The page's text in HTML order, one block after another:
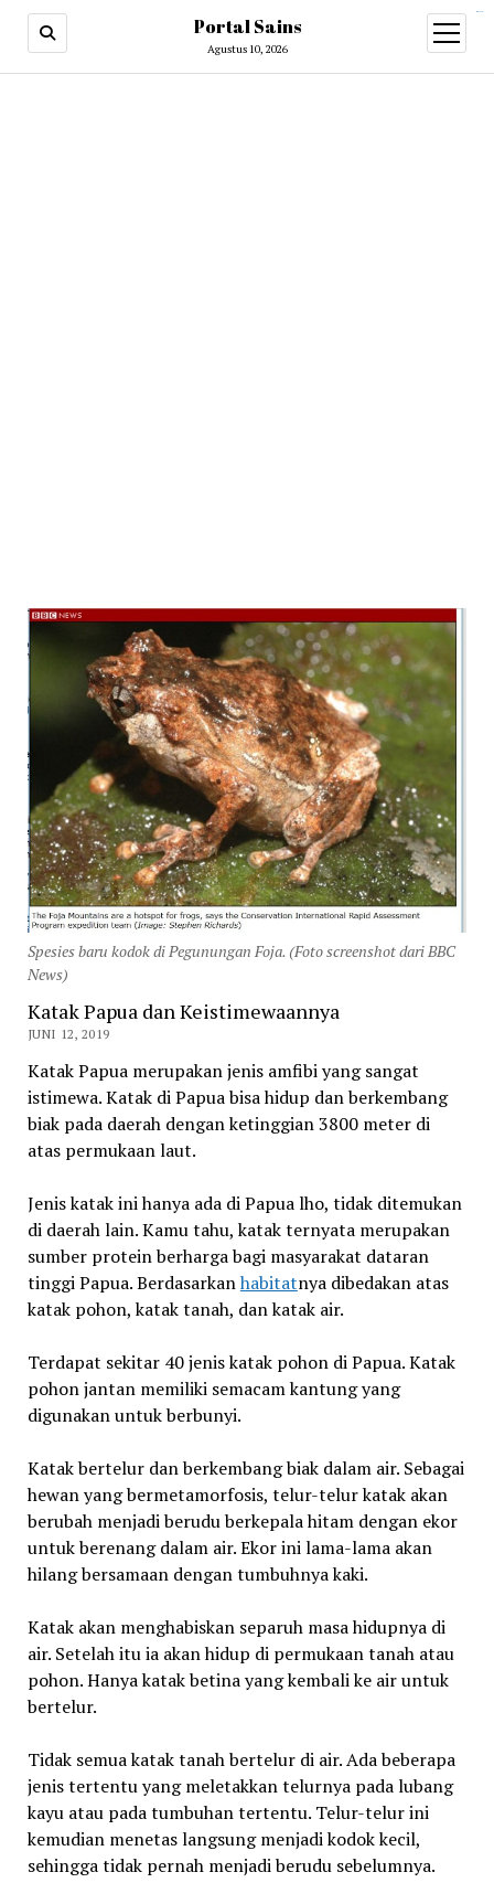
Portal Sains
Agustus 10, 2026
open
menu
Spesies baru kodok di Pegunungan Foja. (Foto screenshot dari BBC
News)
Katak Papua dan Keistimewaannya
JUNI 12, 2019
Katak Papua merupakan jenis amfibi yang sangat
istimewa. Katak di Papua bisa hidup dan berkembang
biak pada daerah dengan ketinggian 3800 meter di
atas permukaan laut.
Jenis katak ini hanya ada di Papua lho, tidak ditemukan
di daerah lain. Kamu tahu, katak ternyata merupakan
sumber protein berharga bagi masyarakat dataran
tinggi Papua. Berdasarkanhabitatnya dibedakan atas
katak pohon, katak tanah, dan katak air.
Terdapat sekitar 40 jenis katak pohon di Papua. Katak
pohon jantan memiliki semacam kantung yang
digunakan untuk berbunyi.
Katak bertelur dan berkembang biak dalam air. Sebagai
hewan yang bermetamorfosis, telur-telur katak akan
berubah menjadi berudu berkepala hitam dengan ekor
untuk berenang dalam air. Ekor ini lama-lama akan
hilang bersamaan dengan tumbuhnya kaki.
Katak akan menghabiskan separuh masa hidupnya di
air. Setelah itu ia akan hidup di permukaan tanah atau
pohon. Hanya katak betina yang kembali ke air untuk
bertelur.
Tidak semua katak tanah bertelur di air. Ada beberapa
jenis tertentu yang meletakkan telurnya pada lubang
kayu atau pada tumbuhan tertentu. Telur-telur ini
kemudian menetas langsung menjadi kodok kecil,
sehingga tidak pernah menjadi berudu sebelumnya.